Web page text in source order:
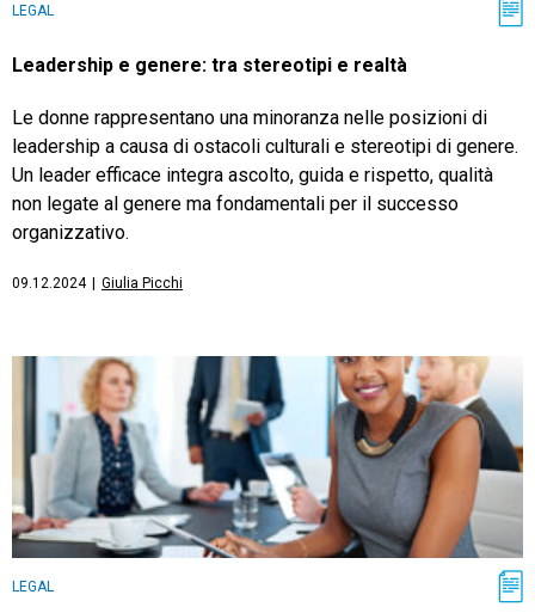
LEGAL
Leadership e genere: tra stereotipi e realtà
Le donne rappresentano una minoranza nelle posizioni di
leadership a causa di ostacoli culturali e stereotipi di genere.
Un leader efficace integra ascolto, guida e rispetto, qualità
non legate al genere ma fondamentali per il successo
organizzativo.
09.12.2024 Giulia Picchi
LEGAL